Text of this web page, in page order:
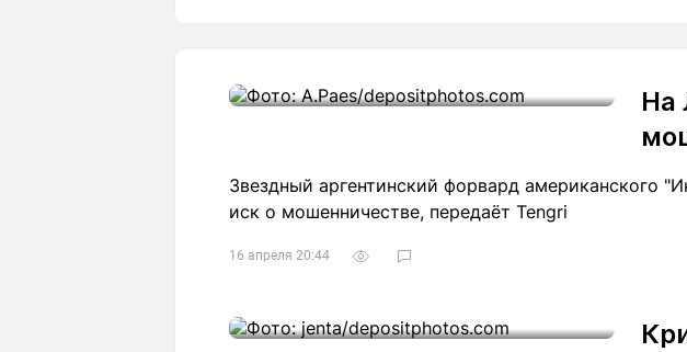
На
Звездный аргентинский форвард американского
иск о мошенничестве, передаёт Tengri
16 апреля 20:44